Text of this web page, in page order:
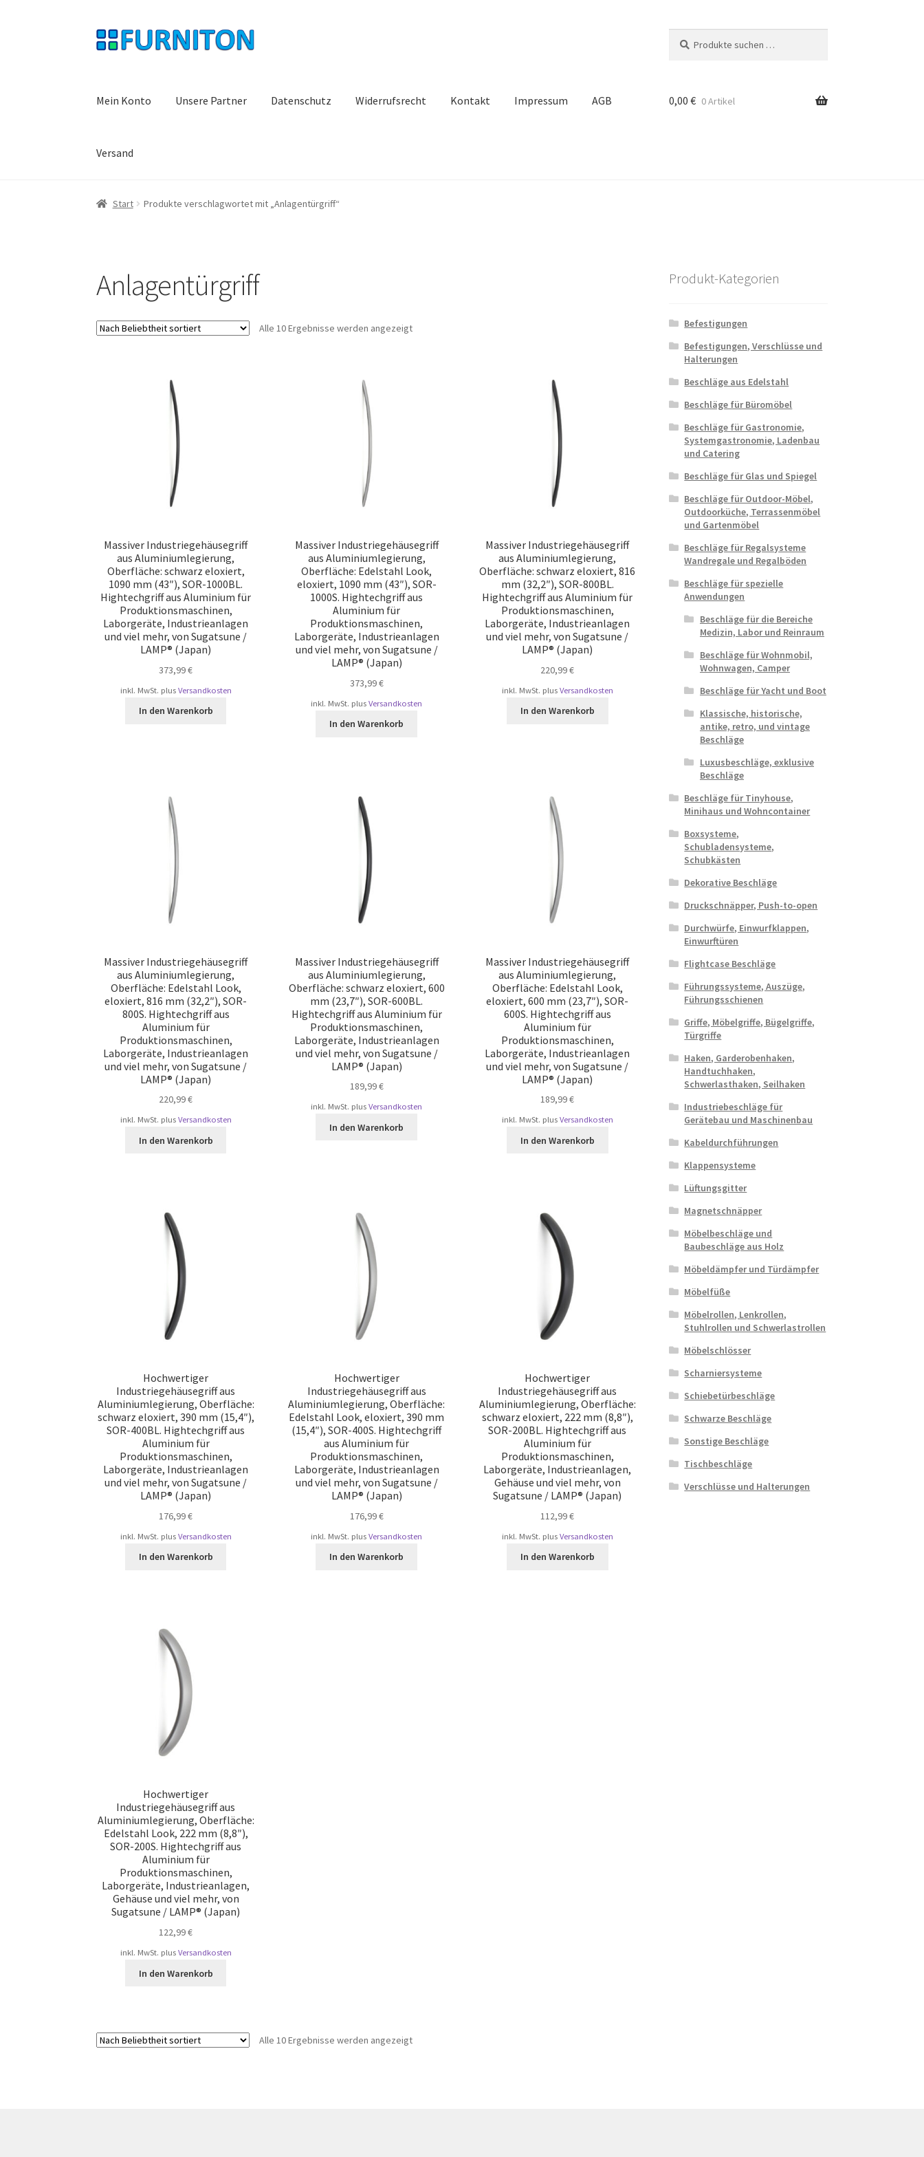
Zur
Navigation
Zum
Inhalt
nach:
Mein Konto Unsere Partner Datenschutz Widerrufsrecht Kontakt Impressum AGB
Versand
0,00 € 0 Artikel
Start Produkte verschlagwortet mit „Anlagentürgriff“
Anlagentürgriff
Alle 10 Ergebnisse werden angezeigtNach
Massiver Industriegehäusegriff
aus Aluminiumlegierung,
Oberfläche: schwarz eloxiert,
1090 mm (43″), SOR-1000BL.
Hightechgriff aus Aluminium für
Produktionsmaschinen,
Laborgeräte, Industrieanlagen
und viel mehr, von Sugatsune /
LAMP® (Japan)
373,99€
inkl. MwSt. plus Versandkosten
In den Warenkorb
Massiver Industriegehäusegriff
aus Aluminiumlegierung,
Oberfläche: Edelstahl Look,
eloxiert, 1090 mm (43″), SOR-
1000S. Hightechgriff aus
Aluminium für
Produktionsmaschinen,
Laborgeräte, Industrieanlagen
und viel mehr, von Sugatsune /
LAMP® (Japan)
373,99€
inkl. MwSt. plusVersandkosten
In den Warenkorb
Massiver Industriegehäusegriff
aus Aluminiumlegierung,
Oberfläche: schwarz eloxiert, 816
mm (32,2″), SOR-800BL.
Hightechgriff aus Aluminium für
Produktionsmaschinen,
Laborgeräte, Industrieanlagen
und viel mehr, von Sugatsune /
LAMP® (Japan)
220,99€
inkl. MwSt. plus Versandkosten
In den Warenkorb
Massiver Industriegehäusegriff
aus Aluminiumlegierung,
Oberfläche: Edelstahl Look,
eloxiert, 816 mm (32,2″), SOR-
800S. Hightechgriff aus
Aluminium für
Produktionsmaschinen,
Laborgeräte, Industrieanlagen
und viel mehr, von Sugatsune /
LAMP® (Japan)
220,99€
inkl. MwSt. plus Versandkosten
In den Warenkorb
Massiver Industriegehäusegriff
aus Aluminiumlegierung,
Oberfläche: schwarz eloxiert, 600
mm (23,7″), SOR-600BL.
Hightechgriff aus Aluminium für
Produktionsmaschinen,
Laborgeräte, Industrieanlagen
und viel mehr, von Sugatsune /
LAMP® (Japan)
189,99€
inkl. MwSt. plusVersandkosten
In den Warenkorb
Massiver Industriegehäusegriff
aus Aluminiumlegierung,
Oberfläche: Edelstahl Look,
eloxiert, 600 mm (23,7″), SOR-
600S. Hightechgriff aus
Aluminium für
Produktionsmaschinen,
Laborgeräte, Industrieanlagen
und viel mehr, von Sugatsune /
LAMP® (Japan)
189,99€
inkl. MwSt. plus Versandkosten
In den Warenkorb
Hochwertiger
Industriegehäusegriff aus
Aluminiumlegierung, Oberfläche:
schwarz eloxiert, 390 mm (15,4″),
SOR-400BL. Hightechgriff aus
Aluminium für
Produktionsmaschinen,
Laborgeräte, Industrieanlagen
und viel mehr, von Sugatsune /
LAMP® (Japan)
176,99€
inkl. MwSt. plus Versandkosten
In den Warenkorb
Hochwertiger
Industriegehäusegriff aus
Aluminiumlegierung, Oberfläche:
Edelstahl Look, eloxiert, 390 mm
(15,4″), SOR-400S. Hightechgriff
aus Aluminium für
Produktionsmaschinen,
Laborgeräte, Industrieanlagen
und viel mehr, von Sugatsune /
LAMP® (Japan)
176,99€
inkl. MwSt. plusVersandkosten
In den Warenkorb
Hochwertiger
Industriegehäusegriff aus
Aluminiumlegierung, Oberfläche:
schwarz eloxiert, 222 mm (8,8″),
SOR-200BL. Hightechgriff aus
Aluminium für
Produktionsmaschinen,
Laborgeräte, Industrieanlagen,
Gehäuse und viel mehr, von
Sugatsune / LAMP® (Japan)
112,99€
inkl. MwSt. plus Versandkosten
In den Warenkorb
Hochwertiger
Industriegehäusegriff aus
Aluminiumlegierung, Oberfläche:
Edelstahl Look, 222 mm (8,8″),
SOR-200S. Hightechgriff aus
Aluminium für
Produktionsmaschinen,
Laborgeräte, Industrieanlagen,
Gehäuse und viel mehr, von
Sugatsune / LAMP® (Japan)
122,99€
inkl. MwSt. plus Versandkosten
In den Warenkorb
Alle 10 Ergebnisse werden angezeigtNach
Produkt-Kategorien
Befestigungen
Befestigungen, Verschlüsse und
Halterungen
Beschläge aus Edelstahl
Beschläge für Büromöbel
Beschläge für Gastronomie,
Systemgastronomie, Ladenbau
und Catering
Beschläge für Glas und Spiegel
Beschläge für Outdoor-Möbel,
Outdoorküche, Terrassenmöbel
und Gartenmöbel
Beschläge für Regalsysteme
Wandregale und Regalböden
Beschläge für spezielle
Anwendungen
Beschläge für die Bereiche
Medizin, Labor und Reinraum
Beschläge für Wohnmobil,
Wohnwagen, Camper
Beschläge für Yacht und Boot
Klassische, historische,
antike, retro, und vintage
Beschläge
Luxusbeschläge, exklusive
Beschläge
Beschläge für Tinyhouse,
Minihaus und Wohncontainer
Boxsysteme,
Schubladensysteme,
Schubkästen
Dekorative Beschläge
Druckschnäpper, Push-to-open
Durchwürfe, Einwurfklappen,
Einwurftüren
Flightcase Beschläge
Führungssysteme, Auszüge,
Führungsschienen
Griffe, Möbelgriffe, Bügelgriffe,
Türgriffe
Haken, Garderobenhaken,
Handtuchhaken,
Schwerlasthaken, Seilhaken
Industriebeschläge für
Gerätebau und Maschinenbau
Kabeldurchführungen
Klappensysteme
Lüftungsgitter
Magnetschnäpper
Möbelbeschläge und
Baubeschläge aus Holz
Möbeldämpfer und Türdämpfer
Möbelfüße
Möbelrollen, Lenkrollen,
Stuhlrollen und Schwerlastrollen
Möbelschlösser
Scharniersysteme
Schiebetürbeschläge
Schwarze Beschläge
Sonstige Beschläge
Tischbeschläge
Verschlüsse und Halterungen